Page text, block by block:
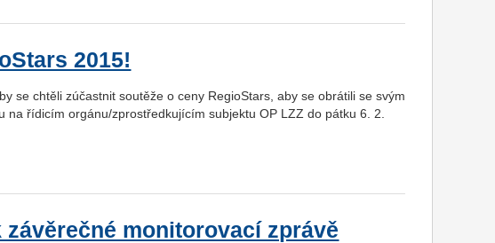
2015!
se chtěli zúčastnit soutěže o ceny RegioStars, aby se obrátili se svým
řídicím orgánu/zprostředkujícím subjektu OP LZZ do pátku 6. 2.
monitorovací zprávě